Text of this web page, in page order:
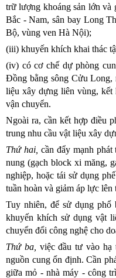
trữ lượng khoáng sản lớn và
Bắc - Nam, sân bay Long
Bộ, vùng ven Hà Nội);
(iii) khuyến khích khai thác
(iv) có cơ chế dự phòng
Đồng bằng sông Cửu
liệu xây dựng liên vùng, kết
vận chuyển.
Ngoài ra, cần kết hợp điều
trung nhu cầu vật liệu xây
Thứ hai, cần đẩy mạnh
nung (gạch block xi măng,
nghiệp, hoặc tái sử dụng
tuần hoàn và giảm áp lực lên
Tuy nhiên, để sử dụng phổ
khuyến khích sử dụng vật
chuyển đổi công nghệ cho
Thứ ba, việc đầu tư vào hạ
nguồn cung ổn định. Cần
giữa mỏ - nhà máy - công